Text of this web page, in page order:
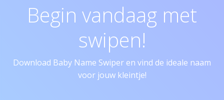
Begin vandaag met
swipen!
Download Baby Name Swiper en vind de ideale naam
voor jouw kleintje!